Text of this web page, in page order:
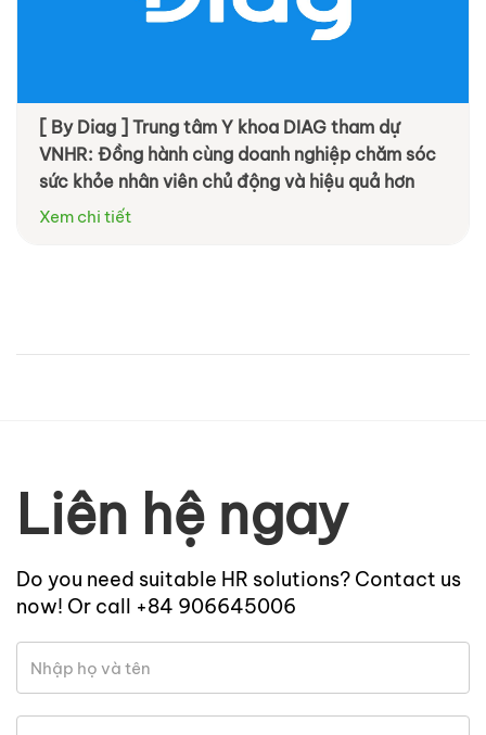
[ By Diag ] Trung tâm Y khoa DIAG tham dự
VNHR: Đồng hành cùng doanh nghiệp chăm sóc
sức khỏe nhân viên chủ động và hiệu quả hơn
Xem chi tiết
Liên hệ ngay
Do you need suitable HR solutions? Contact us
now! Or call +84 906645006